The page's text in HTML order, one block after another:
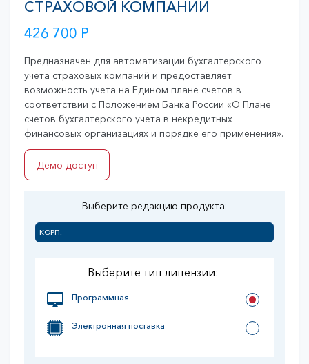
СТРАХОВОЙ КОМПАНИИ
426 700 Р
Предназначен для автоматизации бухгалтерского
учета страховых компаний и предоставляет
возможность учета на Едином плане счетов в
соответствии с Положением Банка России «О Плане
счетов бухгалтерского учета в некредитных
финансовых организациях и порядке его применения».
Демо-доступ
Выберите редакцию продукта:
КОРП.
Выберите тип лицензии:
Программная
Электронная поставка